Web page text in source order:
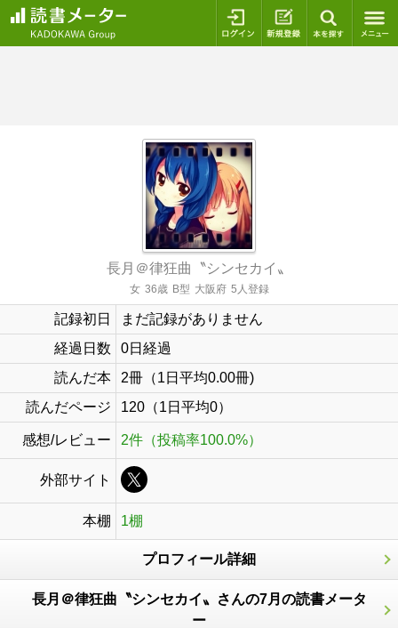
ログイン 新規登録
長月＠律狂曲〝シンセカイ〟
女 36歳 B型 大阪府 5人登録
記録初日
まだ記録がありません
経過日数
0日経過
読んだ本
2冊（1日平均0.00冊)
読んだページ
120（1日平均0）
感想/レビュー 2件（投稿率100.0%）
外部サイト
本棚 1棚
プロフィール詳細
長月＠律狂曲〝シンセカイ〟さんの7月の読書メータ
ー